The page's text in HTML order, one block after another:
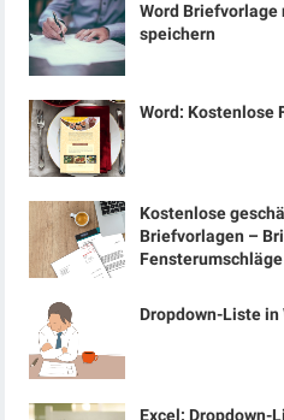
Word Briefvorlage
speichern
Word: Kostenlose
Kostenlose
Briefvorlagen –
Fensterumschläge
Dropdown-Liste
Excel: Dropdown-